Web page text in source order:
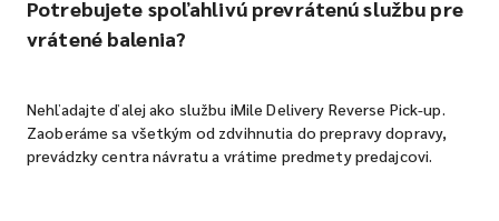
Potrebujete spoľahlivú prevrátenú službu pre
vrátené balenia?
Nehľadajte ďalej ako službu iMile Delivery Reverse Pick-up.
Zaoberáme sa všetkým od zdvihnutia do prepravy dopravy,
prevádzky centra návratu a vrátime predmety predajcovi.
iMile Chat